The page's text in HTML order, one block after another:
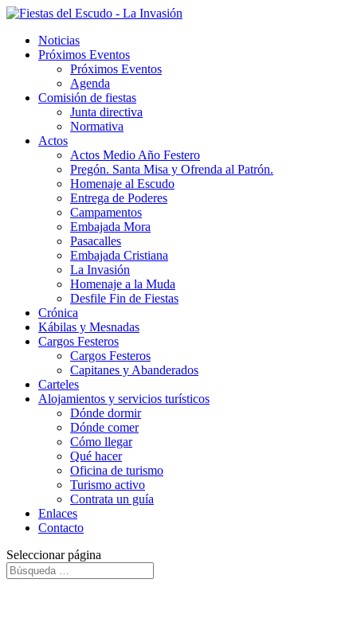
Noticias
Próximos Eventos
Próximos Eventos
Agenda
Comisión de fiestas
Junta directiva
Normativa
Actos
Actos Medio Año Festero
Pregón. Santa Misa y Ofrenda al Patrón.
Homenaje al Escudo
Entrega de Poderes
Campamentos
Embajada Mora
Pasacalles
Embajada Cristiana
La Invasión
Homenaje a la Muda
Desfile Fin de Fiestas
Crónica
Kábilas y Mesnadas
Cargos Festeros
Cargos Festeros
Capitanes y Abanderados
Carteles
Alojamientos y servicios turísticos
Dónde dormir
Dónde comer
Cómo llegar
Qué hacer
Oficina de turismo
Turismo activo
Contrata un guía
Enlaces
Contacto
Seleccionar página